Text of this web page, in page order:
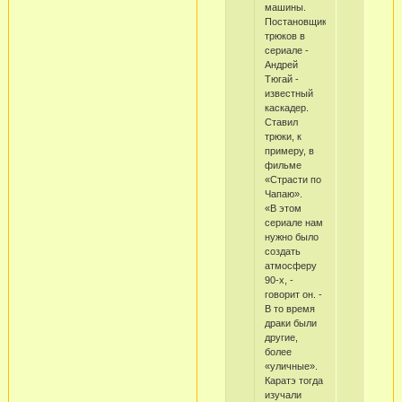
машины.
Постановщик
трюков в
сериале -
Андрей
Тюгай -
известный
каскадер.
Ставил
трюки, к
примеру, в
фильме
«Страсти по
Чапаю».
«В этом
сериале нам
нужно было
создать
атмосферу
90-х, -
говорит он. -
В то время
драки были
другие,
более
«уличные».
Каратэ тогда
изучали